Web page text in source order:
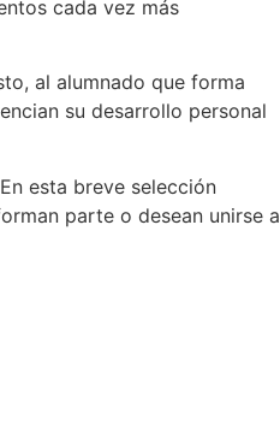
cada vez más
al alumnado que forma
su desarrollo personal
esta breve selección
parte o desean unirse a